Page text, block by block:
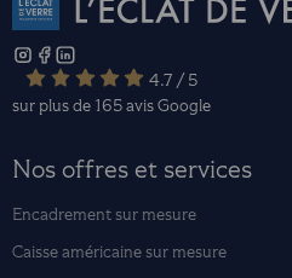
4.7 / 5
sur plus de 165 avisGoogle
Nos offres et services
Encadrement sur mesure
Caisse américaine sur mesure